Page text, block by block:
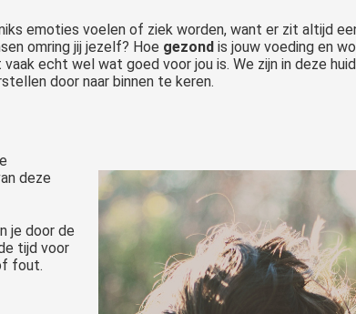
emoties voelen of ziek worden, want er zit altijd
omring jij jezelf? Hoe gezond is jouw voeding en
echt wel wat goed voor jou is. We zijn in deze
door naar binnen te keren.
deze
je door de
tijd voor
fout.